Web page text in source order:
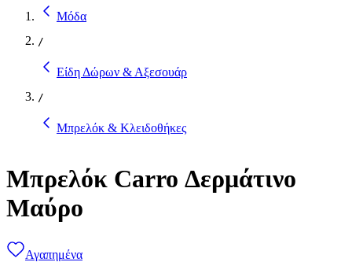
Μόδα
/
Είδη Δώρων & Αξεσουάρ
/
Μπρελόκ & Κλειδοθήκες
Μπρελόκ Carro Δερμάτινο
Μαύρο
Αγαπημένα